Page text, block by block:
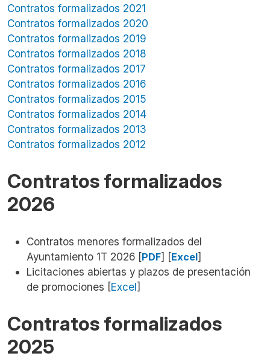
Contratos formalizados 2021
Contratos formalizados 2020
Contratos formalizados 2019
Contratos formalizados 2018
Contratos formalizados 2017
Contratos formalizados 2016
Contratos formalizados 2015
Contratos formalizados 2014
Contratos formalizados 2013
Contratos formalizados 2012
Contratos formalizados
2026
Contratos menores formalizados del
Ayuntamiento 1T 2026 [PDF] [Excel]
Licitaciones abiertas y plazos de presentación
de promociones [Excel]
Contratos formalizados
2025